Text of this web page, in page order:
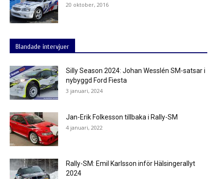
20 oktober, 2016
Blandade intervjuer
Silly Season 2024: Johan Wesslén SM-satsar i
nybyggd Ford Fiesta
3 januari, 2024
Jan-Erik Folkesson tillbaka i Rally-SM
4 januari, 2022
Rally-SM: Emil Karlsson inför Hälsingerallyt
2024